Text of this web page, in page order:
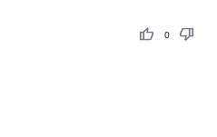
thumb_up thumb_down
0